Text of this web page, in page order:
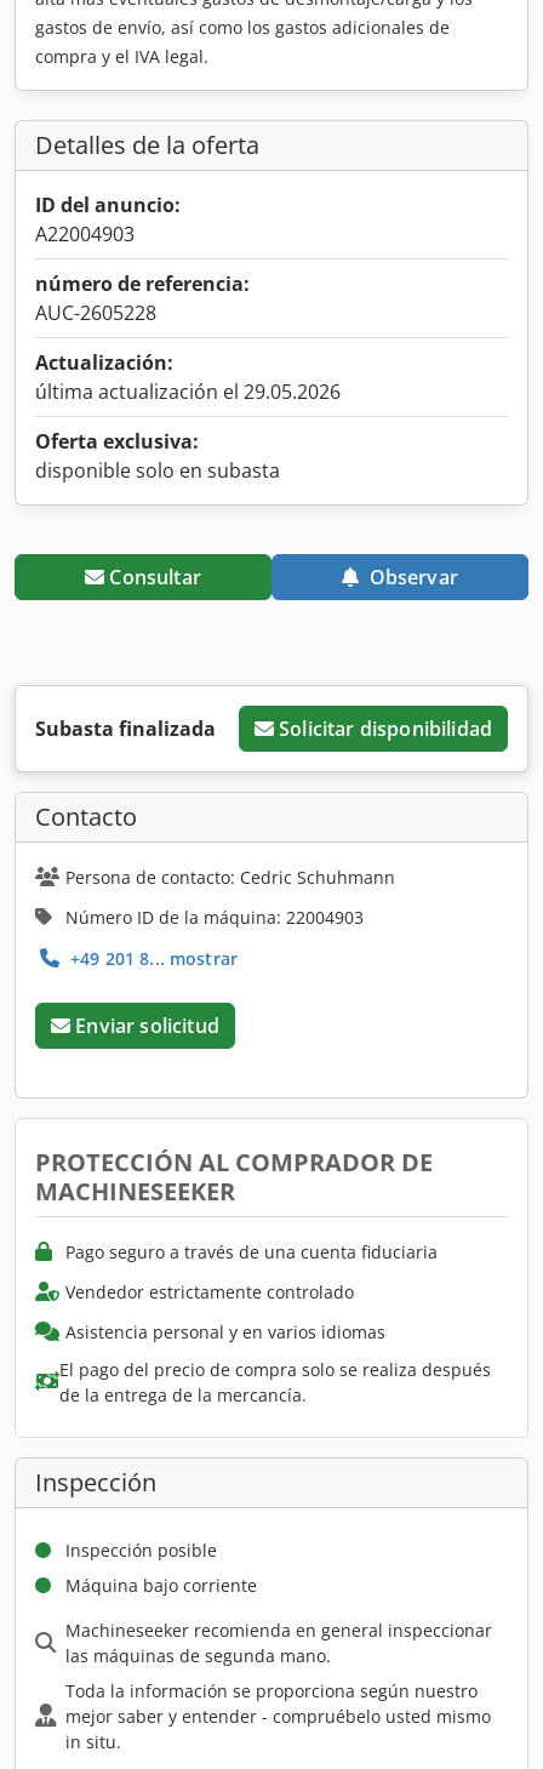
gastos de envío, así como los gastos adicionales de
compra y el IVA legal.
Detalles de la oferta
ID del anuncio:
A22004903
número de referencia:
AUC-2605228
Actualización:
última actualización el 29.05.2026
Oferta exclusiva:
disponible solo en subasta
Consultar Observar
Subasta finalizada Solicitar disponibilidad
Contacto
Persona de contacto: Cedric Schuhmann
Número ID de la máquina: 22004903
+49 201 8... mostrar
Enviar solicitud
PROTECCIÓN AL COMPRADOR DE
MACHINESEEKER
Pago seguro a través de una cuenta fiduciaria
Vendedor estrictamente controlado
Asistencia personal y en varios idiomas
El pago del precio de compra solo se realiza después
de la entrega de la mercancía.
Inspección
Inspección posible
Máquina bajo corriente
Machineseeker recomienda en general inspeccionar
las máquinas de segunda mano.
Toda la información se proporciona según nuestro
mejor saber y entender - compruébelo usted mismo
in situ.